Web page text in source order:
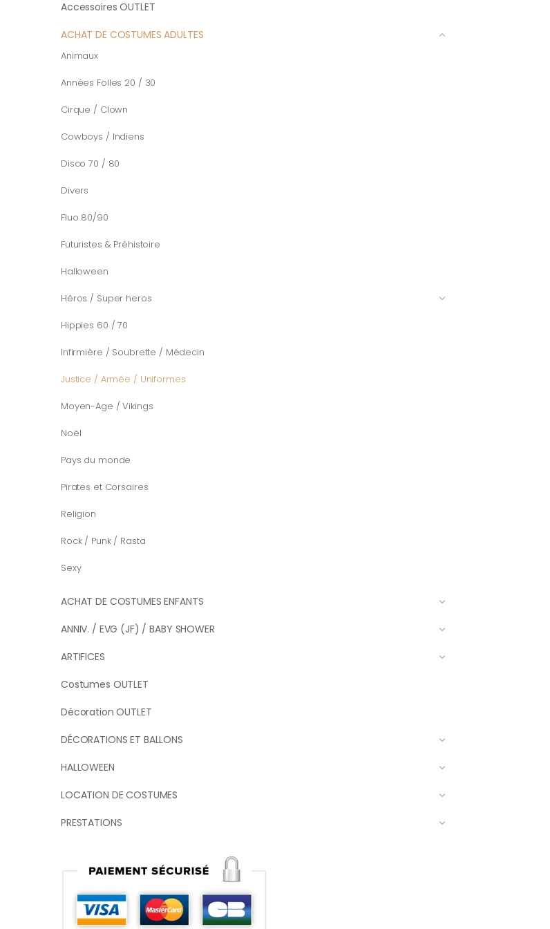
Accessoires OUTLET
ACHAT DE COSTUMES ADULTES
Animaux
Années Folles 20 / 30
Cirque / Clown
Cowboys / Indiens
Disco 70 / 80
Divers
Fluo 80/90
Futuristes & Préhistoire
Halloween
Héros / Super heros
Hippies 60 / 70
Infirmière / Soubrette / Médecin
Justice / Armée / Uniformes
Moyen-Age / Vikings
Noël
Pays du monde
Pirates et Corsaires
Religion
Rock / Punk / Rasta
Sexy
ACHAT DE COSTUMES ENFANTS
ANNIV. / EVG (JF) / BABY SHOWER
ARTIFICES
Costumes OUTLET
Décoration OUTLET
DÉCORATIONS ET BALLONS
HALLOWEEN
LOCATION DE COSTUMES
PRESTATIONS